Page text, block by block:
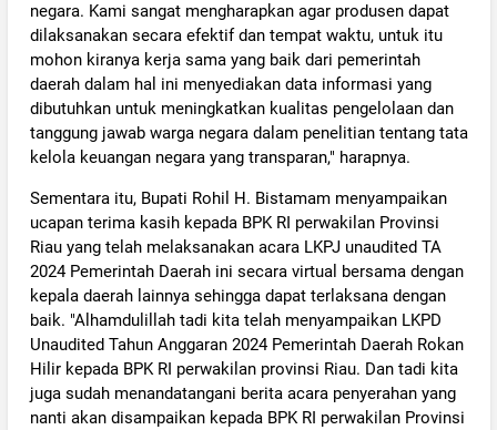
negara. Kami sangat mengharapkan agar produsen dapat
dilaksanakan secara efektif dan tempat waktu, untuk itu
mohon kiranya kerja sama yang baik dari pemerintah
daerah dalam hal ini menyediakan data informasi yang
dibutuhkan untuk meningkatkan kualitas pengelolaan dan
tanggung jawab warga negara dalam penelitian tentang tata
kelola keuangan negara yang transparan," harapnya.
Sementara itu, Bupati Rohil H. Bistamam menyampaikan
ucapan terima kasih kepada BPK RI perwakilan Provinsi
Riau yang telah melaksanakan acara LKPJ unaudited TA
2024 Pemerintah Daerah ini secara virtual bersama dengan
kepala daerah lainnya sehingga dapat terlaksana dengan
baik. "Alhamdulillah tadi kita telah menyampaikan LKPD
Unaudited Tahun Anggaran 2024 Pemerintah Daerah Rokan
Hilir kepada BPK RI perwakilan provinsi Riau. Dan tadi kita
juga sudah menandatangani berita acara penyerahan yang
nanti akan disampaikan kepada BPK RI perwakilan Provinsi